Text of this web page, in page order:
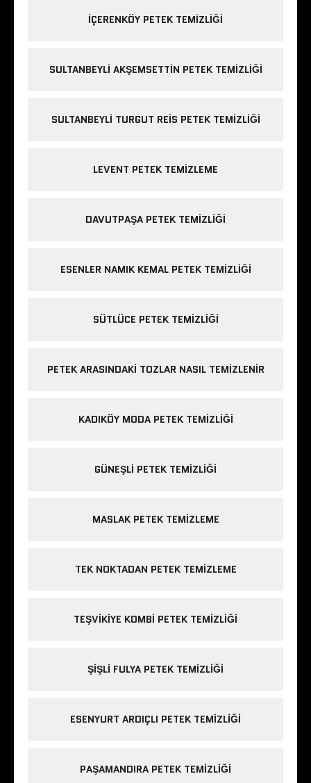
IÇERENKÖY PETEK TEMIZLIĞI
SULTANBEYLI AKŞEMSETTIN PETEK TEMIZLIĞI
SULTANBEYLI TURGUT REIS PETEK TEMIZLIĞI
LEVENT PETEK TEMIZLEME
DAVUTPAŞA PETEK TEMIZLIĞI
ESENLER NAMIK KEMAL PETEK TEMIZLIĞI
SÜTLÜCE PETEK TEMIZLIĞI
PETEK ARASINDAKI TOZLAR NASIL TEMIZLENIR
KADIKÖY MODA PETEK TEMIZLIĞI
GÜNEŞLI PETEK TEMIZLIĞI
MASLAK PETEK TEMIZLEME
TEK NOKTADAN PETEK TEMIZLEME
TEŞVIKIYE KOMBI PETEK TEMIZLIĞI
ŞIŞLI FULYA PETEK TEMIZLIĞI
ESENYURT ARDIÇLI PETEK TEMIZLIĞI
PAŞAMANDIRA PETEK TEMIZLIĞI